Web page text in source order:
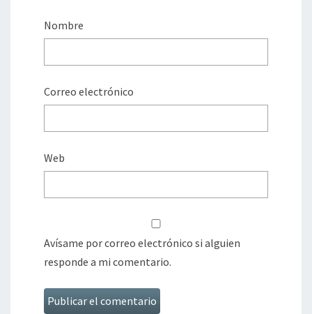
Nombre
Correo electrónico
Web
Avísame por correo electrónico si alguien
responde a mi comentario.